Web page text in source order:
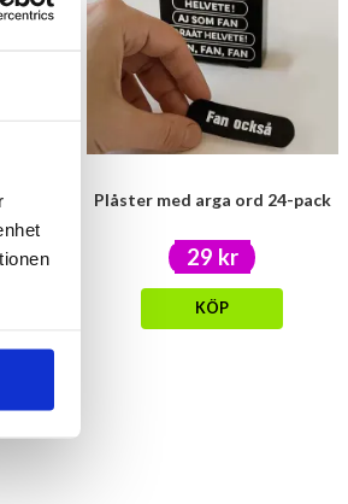
Plåster med arga ord 24-pack
29 kr
KÖP